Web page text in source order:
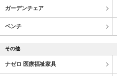
ガーデンチェア
ベンチ
その他
ナゼロ 医療福祉家具